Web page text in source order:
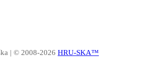
| © 2008-2026 HRU-SKA™